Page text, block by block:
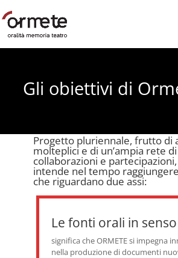
Gli obiettivi di
Progetto pluriennale, frutto di
molteplici e di un’ampia rete di
collaborazioni e partecipazioni,
intende nel tempo
che riguardano due assi:
Le fonti orali in
significa che ORMETE si impegna
nella produzione di documenti